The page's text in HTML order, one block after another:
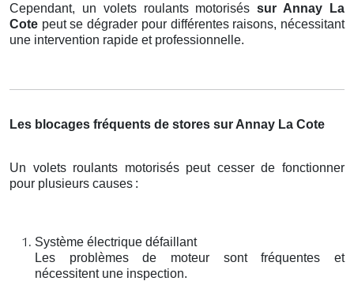
Cependant, un volets roulants motoriséssur Annay La
Cote peut se dégrader pour différentes raisons, nécessitant
une intervention rapide et professionnelle.
Les blocages fréquents de stores sur Annay La Cote
Un volets roulants motorisés peut cesser de fonctionner
pour plusieurs causes :
Système électrique défaillant
Les problèmes de moteur sont fréquentes et
nécessitent une inspection.